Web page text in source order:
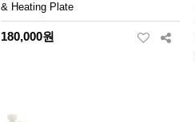
& Heating Plate
180,000원